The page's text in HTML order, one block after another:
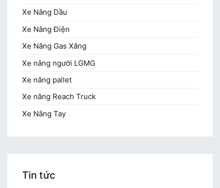
Xe Nâng Dầu
Xe Nâng Điện
Xe Nâng Gas Xăng
Xe nâng người LGMG
Xe nâng pallet
Xe nâng Reach Truck
Xe Nâng Tay
Tin tức